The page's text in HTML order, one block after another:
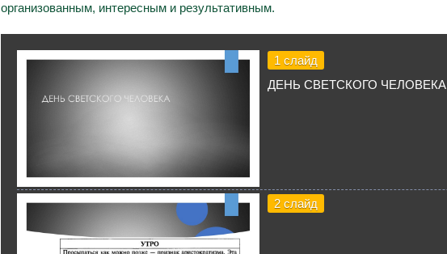
организованным, интересным и результативным.
1 слайд
ДЕНЬ СВЕТСКОГО ЧЕЛОВЕКА
2 слайд